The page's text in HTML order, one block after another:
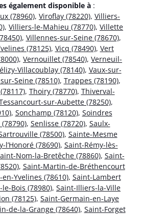
également disponible à :
(78960), Viroflay (78220), Villiers-
, Villiers-le-Mahieu (78770), Villette
, Villennes-sur-Seine (78670),
(78125), Vicq (78490), Vert
, Vernouillet (78540), Verneuil-
Villacoublay (78140), Vaux-sur-
Seine (78510), Trappes (78190),
, Thoiry (78770), Thiverval-
sur-Aubette (78250),
, Sonchamp (78120), Soindres
, Senlisse (78720), Saulx-
(78500), Sainte-Mesme
l’Honoré (78690), Saint-Rémy-lès-
Nom-la-Bretêche (78860), Saint-
, Saint-Martin-de-Bréthencourt
Yvelines (78610), Saint-Lambert
Bois (78980), Saint-Illiers-la-Ville
(78125), Saint-Germain-en-Laye
de-la-Grange (78640), Saint-Forget